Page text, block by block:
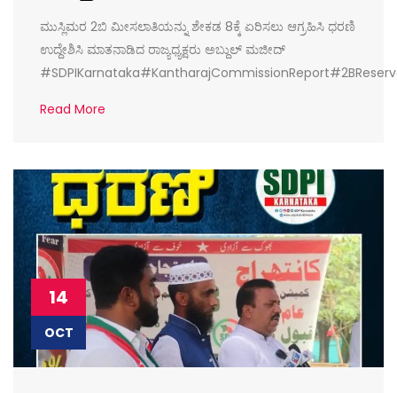
ಮುಸ್ಲಿಮರ 2ಬಿ ಮೀಸಲಾತಿಯನ್ನು ಶೇಕಡ 8ಕ್ಕೆ ಏರಿಸಲು ಆಗ್ರಹಿಸಿ ಧರಣಿ
ಉದ್ದೇಶಿಸಿ ಮಾತನಾಡಿದ ರಾಜ್ಯಧ್ಯಕ್ಷರು ಅಬ್ದುಲ್ ಮಜೀದ್
Read More
14
OCT